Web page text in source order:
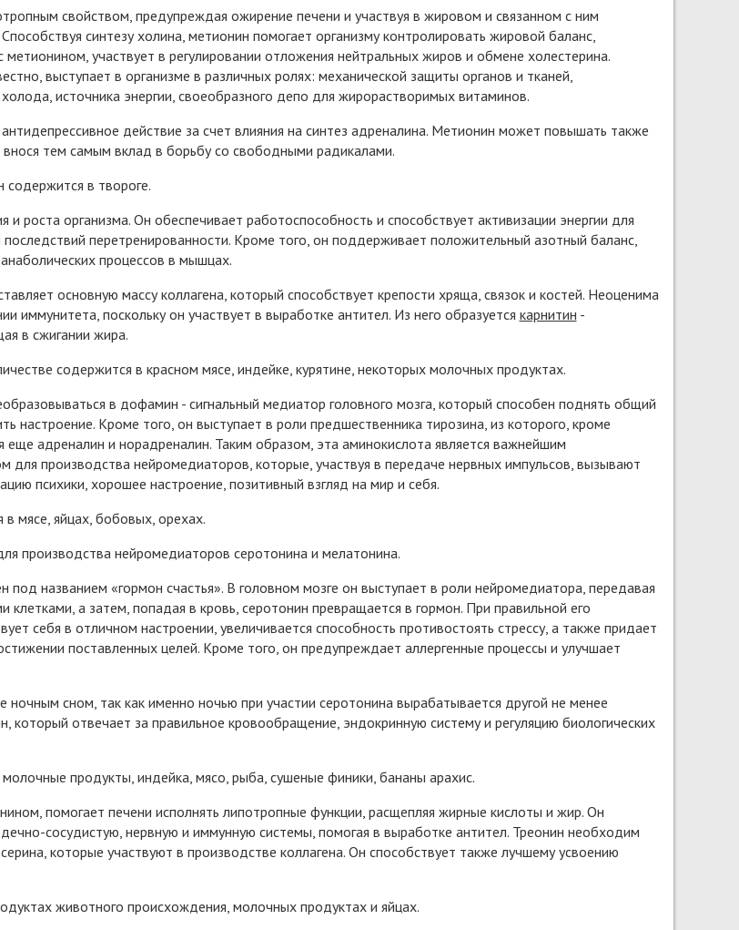
свойством, предупреждая ожирение печени и участвуя в жировом и связанном с ним
синтезу холина, метионин помогает организму контролировать жировой баланс,
метионином, участвует в регулировании отложения нейтральных жиров и обмене холестерина.
выступает в организме в различных ролях: механической защиты органов и тканей,
источника энергии, своеобразного депо для жирорастворимых витаминов.
действие за счет влияния на синтез адреналина. Метионин может повышать также
внося тем самым вклад в борьбу со свободными радикалами.
в твороге.
и роста организма. Он обеспечивает работоспособность и способствует активизации энергии для
перетренированности. Кроме того, он поддерживает положительный азотный баланс,
процессов в мышцах.
основную массу коллагена, который способствует крепости хряща, связок и костей. Неоценима
иммунитета, поскольку он участвует в выработке антител. Из него образуется карнитин -
в сжигании жира.
содержится в красном мясе, индейке, курятине, некоторых молочных продуктах.
в дофамин - сигнальный медиатор головного мозга, который способен поднять общий
настроение. Кроме того, он выступает в роли предшественника тирозина, из которого, кроме
еще адреналин и норадреналин. Таким образом, эта аминокислота является важнейшим
для производства нейромедиаторов, которые, участвуя в передаче нервных импульсов, вызывают
психики, хорошее настроение, позитивный взгляд на мир и себя.
мясе, яйцах, бобовых, орехах.
производства нейромедиаторов серотонина и мелатонина.
под названием «гормон счастья». В головном мозге он выступает в роли нейромедиатора, передавая
а затем, попадая в кровь, серотонин превращается в гормон. При правильной его
себя в отличном настроении, увеличивается способность противостоять стрессу, а также придает
поставленных целей. Кроме того, он предупреждает аллергенные процессы и улучшает
ночным сном, так как именно ночью при участии серотонина вырабатывается другой не менее
который отвечает за правильное кровообращение, эндокринную систему и регуляцию биологических
продукты, индейка, мясо, рыба, сушеные финики, бананы арахис.
помогает печени исполнять липотропные функции, расщепляя жирные кислоты и жир. Он
сосудистую, нервную и иммунную системы, помогая в выработке антител. Треонин необходим
которые участвуют в производстве коллагена. Он способствует также лучшему усвоению
животного происхождения, молочных продуктах и яйцах.